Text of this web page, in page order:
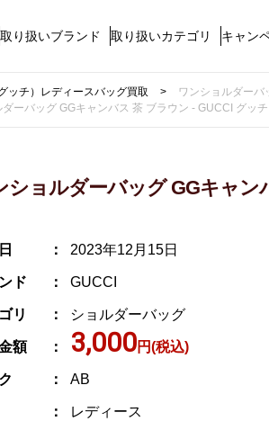
取り扱いブランド 取り扱いカテゴリ キャン
ッチ）レディースバッグ買取
ワンショルダーバ
ーバッグ GGキャンバス 茶 ブラウン - GUCCI グッチ
ショルダーバッグ GGキャン
2023年12月15日
ド GUCCI
リ ショルダーバッグ
額 3,000円(税込)
AB
レディース